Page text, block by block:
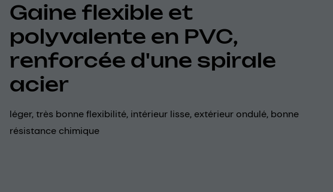
Gaine flexible et
polyvalente en PVC,
renforcée d'une spirale
acier
léger, très bonne flexibilité, intérieur lisse, extérieur ondulé, bonne
résistance chimique